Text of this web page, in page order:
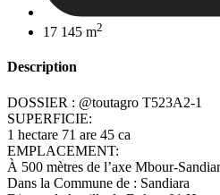
17 145 m2
Description
DOSSIER : @toutagro T523A2-1
SUPERFICIE:
1 hectare 71 are 45 ca
EMPLACEMENT:
À 500 mètres de l’axe Mbour-
Dans la Commune de : Sandiara